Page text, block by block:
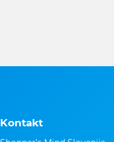
Kontakt